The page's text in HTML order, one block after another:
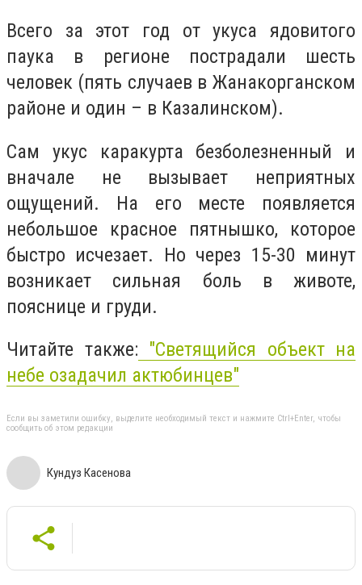
Всего за этот год от укуса ядовитого
паука в регионе пострадали шесть
человек (пять случаев в Жанакорганском
районе и один – в Казалинском).
Сам укус каракурта безболезненный и
вначале не вызывает неприятных
ощущений. На его месте появляется
небольшое красное пятнышко, которое
быстро исчезает. Но через 15-30 минут
возникает сильная боль в животе,
пояснице и груди.
Читайте также: "Светящийся объект на
небе озадачил актюбинцев"
Если вы заметили ошибку, выделите необходимый текст и нажмите Ctrl+Enter, чтобы
сообщить об этом редакции
Кундуз Касенова